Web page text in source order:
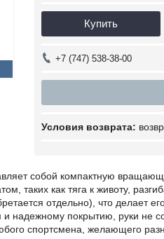
Купить
+7 (747) 538-38-00
собой компактную
таких как тяга к животу,
отдельно), что делает
надежному покрытию, руки не
спортсмена, желающего